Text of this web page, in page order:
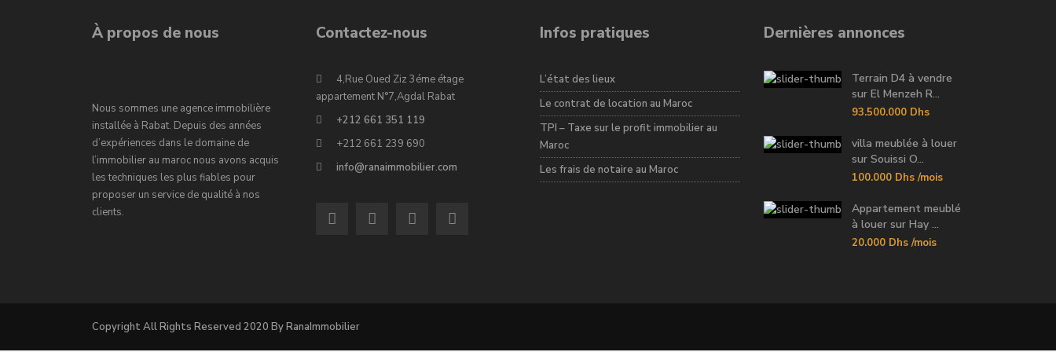
À propos de nous
Nous sommes une agence immobilière
installée à Rabat. Depuis des années
d’expériences dans le domaine de
l’immobilier au maroc nous avons acquis
les techniques les plus fiables pour
proposer un service de qualité à nos
clients.
Contactez-nous
4,Rue Oued Ziz 3éme étage
appartement N°7,Agdal Rabat
+212 661 351 119
+212 661 239 690
info@ranaimmobilier.com
Infos pratiques
L’état des lieux
Le contrat de location au Maroc
TPI – Taxe sur le profit immobilier au
Maroc
Les frais de notaire au Maroc
Dernières annonces
Terrain D4 à vendre
sur El Menzeh R...
93.500.000 Dhs
villa meublée à louer
sur Souissi O...
100.000 Dhs /mois
Appartement meublé
à louer sur Hay ...
20.000 Dhs /mois
Copyright All Rights Reserved 2020 By RanaImmobilier